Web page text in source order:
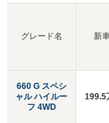
グレード名
660 G スペシ
ャル ハイルー
フ 4WD
新
199.5